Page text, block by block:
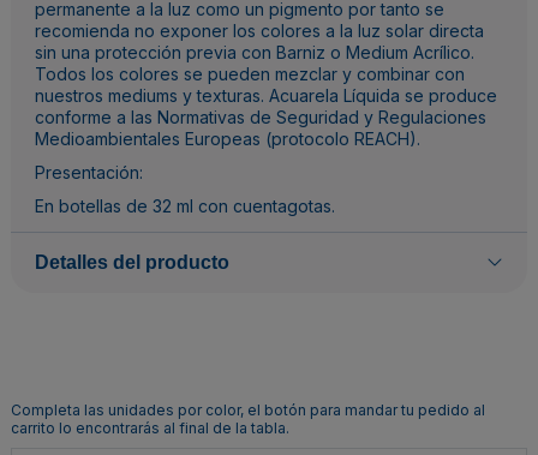
permanente a la luz como un pigmento por tanto se
recomienda no exponer los colores a la luz solar directa
sin una protección previa con Barniz o Medium Acrílico.
Todos los colores se pueden mezclar y combinar con
nuestros mediums y texturas. Acuarela Líquida se produce
conforme a las Normativas de Seguridad y Regulaciones
Medioambientales Europeas (protocolo REACH).
Presentación:
En botellas de 32 ml con cuentagotas.
Detalles del producto
Completa las unidades por color, el botón para mandar tu pedido al
carrito lo encontrarás al final de la tabla.